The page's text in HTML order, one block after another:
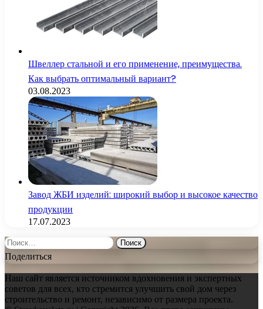
Швеллер стальной и его применение, преимущества.
Как выбрать оптимальный вариант?
03.08.2023
Завод ЖБИ изделий: широкий выбор и высокое качество
продукции
17.07.2023
Найти:
Поделиться
Наш сайт является источником вдохновения и экспертных
советов для всех, кто стремится улучшить свой дом через
строительство и ремонт, независимо от размера проекта.